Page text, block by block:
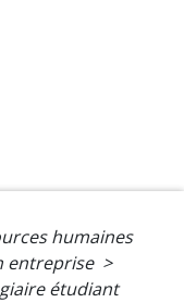
humaines
entreprise >
étudiant